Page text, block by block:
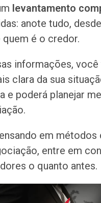
levantamento
anote tudo,
quem é o credor.
informações, você
clara da sua
e poderá planejar
em métodos
entre em
o quanto antes.